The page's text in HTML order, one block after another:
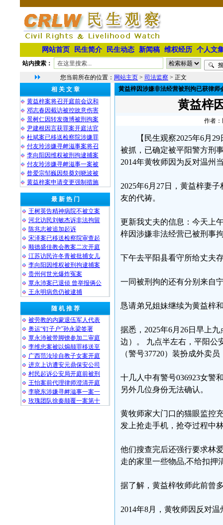
网站首页 民生简介 民生动态 新闻稿 维权经历 个人文
站内搜索：
您当前所在的位置： 网站主页 > 司法监察 > 正文
相 关 文 章
黄益梓案将召开庭前会议和
邓志春因截访被控故意伤害
景树仁因转发微博被刑拘案
尹建根因言获罪案开庭法官
杜斌案已移送检察院涉嫌罪
付友玲涉嫌寻衅滋事案将召
李向阳因维权被刑拘逮捕案
付友玲涉嫌寻衅滋事一案被
昝爱宗邹巍因祭奠刘晓波被
黄益梓案申请变更强制措施
最 新 热 门
王树英告精神病院不被立案
河北访民刘敏杰诉非法拘留
陈兆志被追加起诉
宋泽案已移送检察院审查起
顺德盛佳教会教案二次开庭
江苏访民许冬青被批捕女儿
李向阳因维权被刑拘逮捕案
贵州何世光爆炸冤案
覃永沛案已退侦 曾举报俩公
王永明病危仍被逮捕
随 机 推 荐
被劳教的内蒙退伍军人代表
奥运“钉子户”孙永梁签署
覃永沛被带脚镣参加二审庭
李维忠案被以煽颠罪移送至
广西范汝珍自教子女案开庭
进京上访遭安元鼎保安公司
村民起诉公安局开庭前被刑
王怡案前代理律师澄清开庭
李晓东涉嫌寻衅滋事一案一
玫瑰团队徐秦颠覆一案第十
黄益梓因涉嫌非法经营被刑拘已获律师
黄益梓
作者：
【民生观察2025年6月
被抓，已确定被平阳警方刑
2014年黄牧师因为反对温州
2025年6月27日，黄益梓妻
友的代祷。
更新我丈夫的信息：今天上
梓因涉嫌非法经营已被刑事
下午去平阳县看守所给丈夫
一同被刑拘的还有分别来自
恳请弟兄姐妹继续为黄益梓
据悉，2025年6月26日早上
边）。 九点半左右，平阳公
（警号37720）装扮成外卖
十几人中有警号036923女警
另外几位身份无法确认。
黄牧师家大门口的猫眼监控
发上抢走手机，抢夺过程中
他们搜查完后还强行要求林
走的家里一些物品,不给扣押
据了解，黄益梓牧师此前曾
2014年8月，黄牧师因反对